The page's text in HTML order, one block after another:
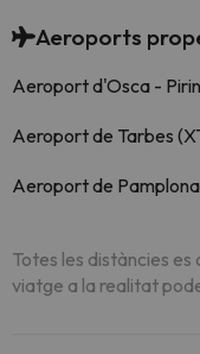
Aeroports
Aeroport d'Osca -
Aeroport de Tarbes
Aeroport de
Totes les distàncies
viatge a la realitat